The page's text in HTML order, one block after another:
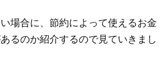
場合に、節約によって使えるお金
るのか紹介するので見ていきまし